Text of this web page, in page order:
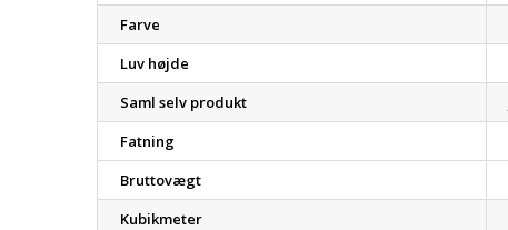
Farve
Luv højde
Saml selv produkt
Fatning
Bruttovægt
Kubikmeter